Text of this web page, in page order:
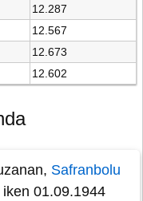
12.287
12.567
12.673
12.602
Safranbolu
01.09.1944